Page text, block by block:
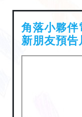
角落小夥伴
新朋友預告